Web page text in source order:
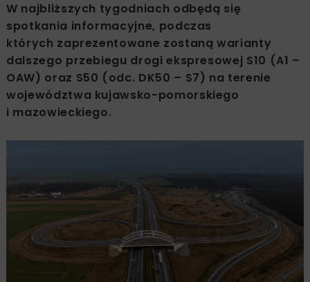
W najbliższych tygodniach odbędą się
spotkania informacyjne, podczas
których zaprezentowane zostaną warianty
dalszego przebiegu drogi ekspresowej S10 (A1 –
OAW) oraz S50 (odc. DK50 – S7) na terenie
województwa kujawsko-pomorskiego
i mazowieckiego.